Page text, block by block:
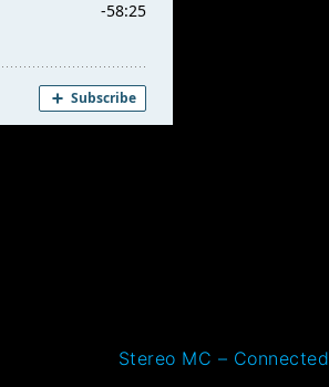
Stereo MC – Connected